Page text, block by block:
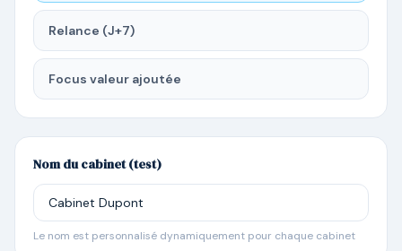
Relance (J+7)
Focus valeur ajoutée
Nom du cabinet (test)
Le nom est personnalisé dynamiquement pour chaque cabinet